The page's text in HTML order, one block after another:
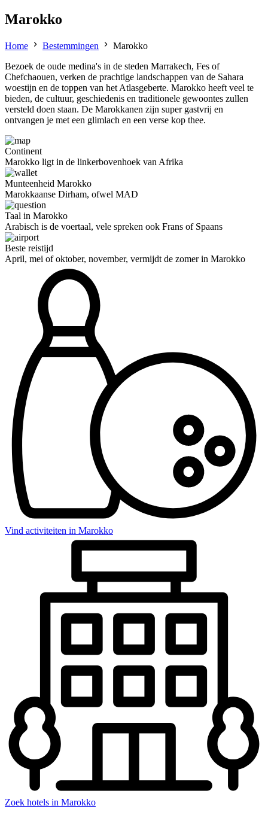
Marokko
Home Bestemmingen
Marokko
Bezoek de oude medina's in de steden Marrakech, Fes of
Chefchaouen, verken de prachtige landschappen van de Sahara
woestijn en de toppen van het Atlasgeberte. Marokko heeft veel te
bieden, de cultuur, geschiedenis en traditionele gewoontes zullen
versteld doen staan. De Marokkanen zijn super gastvrij en
ontvangen je met een glimlach en een verse kop thee.
Continent
Marokko ligt in de linkerbovenhoek van Afrika
Munteenheid Marokko
Marokkaanse Dirham, ofwel MAD
Taal in Marokko
Arabisch is de voertaal, vele spreken ook Frans of Spaans
Beste reistijd
April, mei of oktober, november, vermijdt de zomer in Marokko
Vind activiteiten in Marokko
Zoek hotels in Marokko